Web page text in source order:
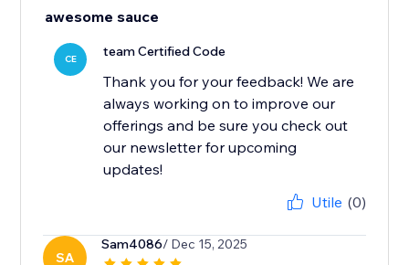
awesome sauce
CE team Certified Code
Thank you for your feedback! We are
always working on to improve our
offerings and be sure you check out
our newsletter for upcoming
updates!
Utile (0)
SA
Sam4086/ Dec 15, 2025